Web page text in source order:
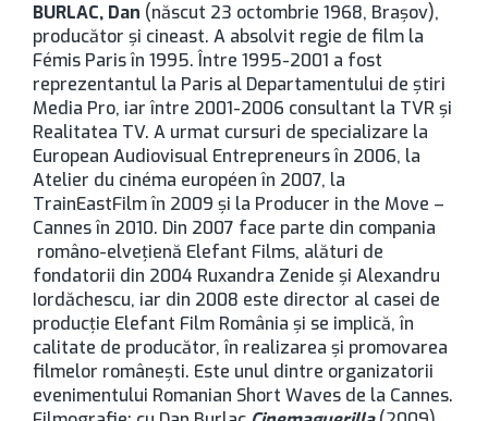
BURLAC, Dan (născut 23 octombrie 1968, Brașov),
producător și cineast. A absolvit regie de film la
Fémis Paris în 1995. Între 1995-2001 a fost
reprezentantul la Paris al Departamentului de știri
Media Pro, iar între 2001-2006 consultant la TVR și
Realitatea TV. A urmat cursuri de specializare la
European Audiovisual Entrepreneurs în 2006, la
Atelier du cinéma européen în 2007, la
TrainEastFilm în 2009 și la Producer in the Move –
Cannes în 2010. Din 2007 face parte din compania
româno-elvețienă Elefant Films, alături de
fondatorii din 2004 Ruxandra Zenide și Alexandru
Iordăchescu, iar din 2008 este director al casei de
producție Elefant Film România și se implică, în
calitate de producător, în realizarea și promovarea
filmelor românești. Este unul dintre organizatorii
evenimentului Romanian Short Waves de la Cannes.